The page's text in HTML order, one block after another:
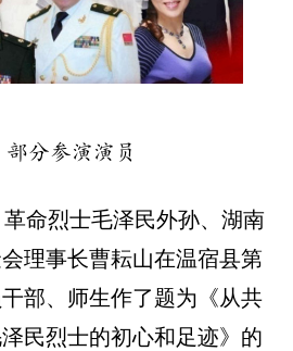
部分参演演员
命烈士毛泽民外孙、湖南
理事长曹耘山在温宿县第
部、师生作了题为《从共
民烈士的初心和足迹》的